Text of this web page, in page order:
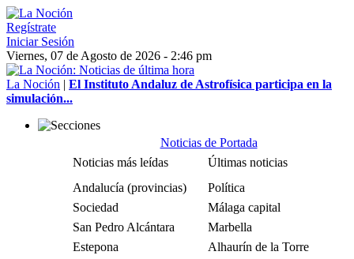
Regístrate
Iniciar Sesión
Viernes, 07 de Agosto de 2026 - 2:46 pm
La Noción | El Instituto Andaluz de Astrofísica participa en la
simulación...
Noticias de Portada
Noticias más leídas
Últimas noticias
Andalucía (provincias)
Política
Sociedad
Málaga capital
San Pedro Alcántara
Marbella
Estepona
Alhaurín de la Torre